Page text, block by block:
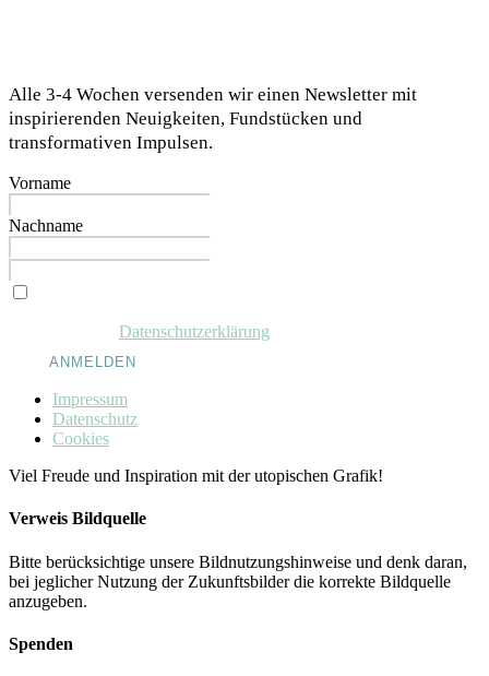
Alle 3-4 Wochen versenden wir einen Newsletter mit
inspirierenden Neuigkeiten, Fundstücken und
transformativen Impulsen.
Vorname
Nachname
Daten­schutz­erklärung
ANMELDEN
Impressum
Datenschutz
Cookies
Viel Freude und Inspiration mit der utopischen Grafik!
Verweis Bildquelle
Bitte berücksichtige unsere Bildnutzungshinweise und denk daran,
bei jeglicher Nutzung der Zukunftsbilder die korrekte Bildquelle
anzugeben.
Spenden